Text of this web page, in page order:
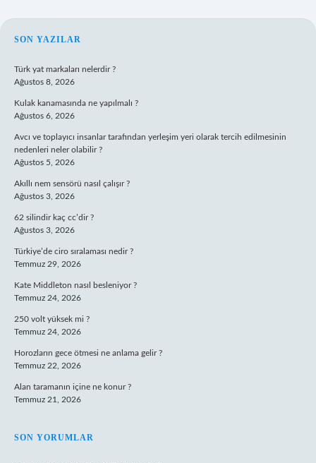
SIDEBAR
SON YAZILAR
Türk yat markaları nelerdir ?
Ağustos 8, 2026
Kulak kanamasında ne yapılmalı ?
Ağustos 6, 2026
Avcı ve toplayıcı insanlar tarafından yerleşim yeri olarak tercih edilmesinin
nedenleri neler olabilir ?
Ağustos 5, 2026
Akıllı nem sensörü nasıl çalışır ?
Ağustos 3, 2026
62 silindir kaç cc’dir ?
Ağustos 3, 2026
Türkiye’de ciro sıralaması nedir ?
Temmuz 29, 2026
Kate Middleton nasıl besleniyor ?
Temmuz 24, 2026
250 volt yüksek mi ?
Temmuz 24, 2026
Horozların gece ötmesi ne anlama gelir ?
Temmuz 22, 2026
Alan taramanın içine ne konur ?
Temmuz 21, 2026
SON YORUMLAR